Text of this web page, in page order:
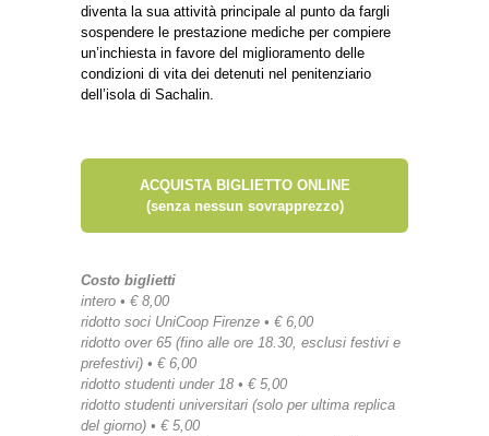
diventa la sua attività principale al punto da fargli
sospendere le prestazione mediche per compiere
un’inchiesta in favore del miglioramento delle
condizioni di vita dei detenuti nel penitenziario
dell’isola di Sachalin.
ACQUISTA BIGLIETTO ONLINE
(senza nessun sovrapprezzo)
Costo biglietti
intero • € 8,00
ridotto soci UniCoop Firenze • € 6,00
ridotto over 65 (fino alle ore 18.30, esclusi festivi e
prefestivi) • € 6,00
ridotto studenti under 18 • € 5,00
ridotto studenti universitari (solo per ultima replica
del giorno) • € 5,00